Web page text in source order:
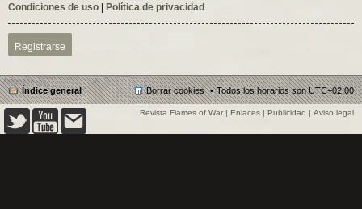
Condiciones de uso | Política de privacidad
Registrarse
Índice general Todos los horarios sonUTC+02:00
Borrar cookies
Revista Flames of War | Enlaces | Publicidad | Aviso legal